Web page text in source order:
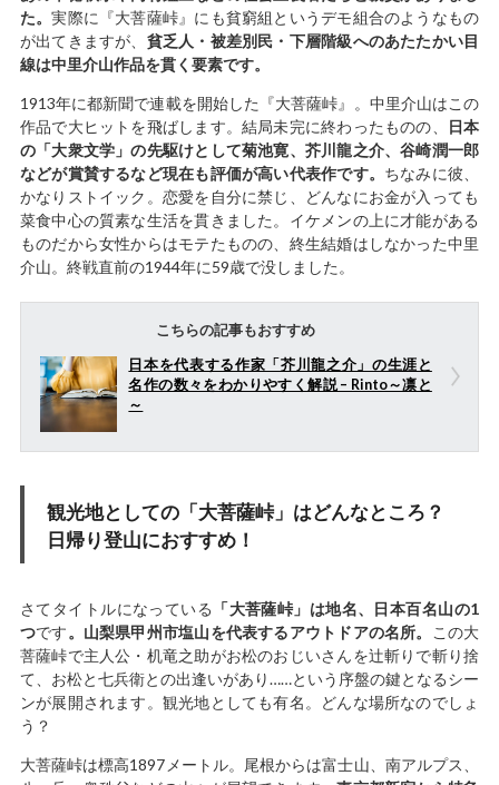
た。実際に『大菩薩峠』にも貧窮組というデモ組合のようなもの
が出てきますが、 貧乏人・被差別民・下層階級へのあたたかい目
線は中里介山作品を貫く要素です。
1913年に都新聞で連載を開始した『大菩薩峠』。中里介山はこの
作品で大ヒットを飛ばします。結局未完に終わったものの、
日本
の「大衆文学」の先駆けとして菊池寛、芥川龍之介、谷崎潤一郎
などが賞賛するなど現在も評価が高い代表作です。 ちなみに彼、
かなりストイック。恋愛を自分に禁じ、どんなにお金が入っても
菜食中心の質素な生活を貫きました。イケメンの上に才能がある
ものだから女性からはモテたものの、終生結婚はしなかった中里
介山。終戦直前の1944年に59歳で没しました。
こちらの記事もおすすめ
日本を代表する作家「芥川龍之介」の生涯と
名作の数々をわかりやすく解説 – Rinto～凛と
～
観光地としての「大菩薩峠」はどんなところ？
日帰り登山におすすめ！
さてタイトルになっている 「大菩薩峠」は地名、日本百名山の1
つです。山梨県甲州市塩山を代表するアウトドアの名所。
この大
菩薩峠で主人公・机竜之助がお松のおじいさんを辻斬りで斬り捨
て、お松と七兵衛との出逢いがあり……という序盤の鍵となるシー
ンが展開されます。観光地としても有名。どんな場所なのでしょ
う？
大菩薩峠は標高1897メートル。尾根からは富士山、南アルプス、